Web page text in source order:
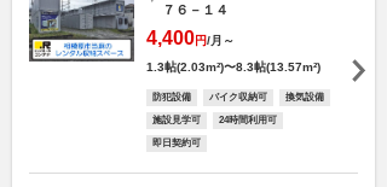
７６－１４
4,400円/月～
1.3帖(2.03m²)〜8.3帖(13.57m²)
防犯設備 バイク収納可 換気設備
施設見学可 24時間利用可
即日契約可